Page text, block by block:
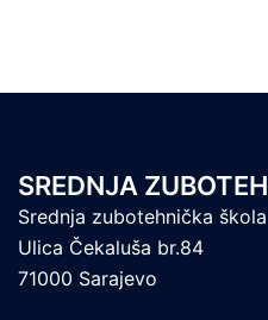
SREDNJA
Srednja zubotehnička škola
Ulica Čekaluša br.84
71000 Sarajevo